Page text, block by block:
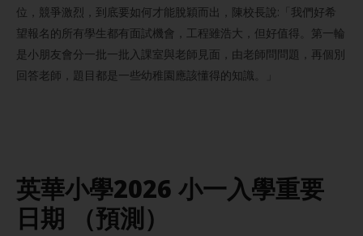
位，競爭激烈，到底要如何才能脫穎而出，陳校長說:「我們好希
望報名的所有學生都有面試機會，工程雖浩大，但好值得。第一輪
是小朋友會分一批一批入課室與老師見面，由老師問問題，再個別
回答老師，題目都是一些幼稚園應該懂得的知識。」
英華小學2026 小一入學重要
日期 （預測）